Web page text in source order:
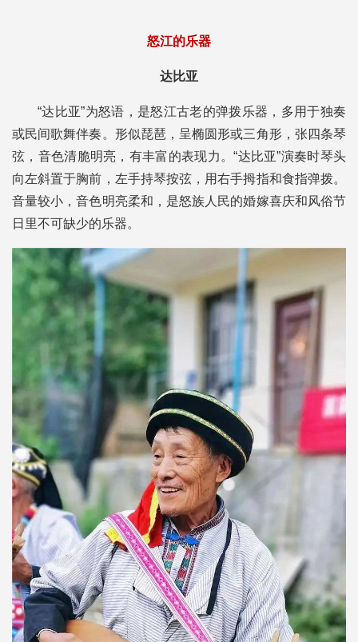
怒江的乐器
达比亚
“达比亚”为怒语，是怒江古老的弹拨乐器，多用于独奏
或民间歌舞伴奏。形似琵琶，呈椭圆形或三角形，张四条琴
弦，音色清脆明亮，有丰富的表现力。“达比亚”演奏时琴头
向左斜置于胸前，左手持琴按弦，用右手拇指和食指弹拨。
音量较小，音色明亮柔和，是怒族人民的婚嫁喜庆和风俗节
日里不可缺少的乐器。